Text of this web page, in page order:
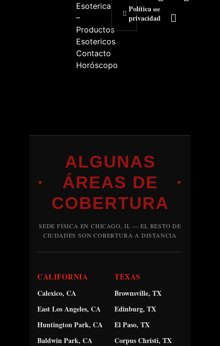
Esoterica
–
Productos
Esotericos
Contacto
Horóscopo
Política de
privacidad
✦
ALGUNAS
ÁREAS DE
COBERTURA
✦
SEDE FÍSICA EN CHICAGO, IL — EL RESTO DE
CIUDADES SON COBERTURA A DISTANCIA
CALIFORNIA
Calexico, CA
East Los Angeles, CA
Huntington Park, CA
Baldwin Park, CA
TEXAS
Brownsville, TX
Edinburg, TX
El Paso, TX
Corpus Christi, TX